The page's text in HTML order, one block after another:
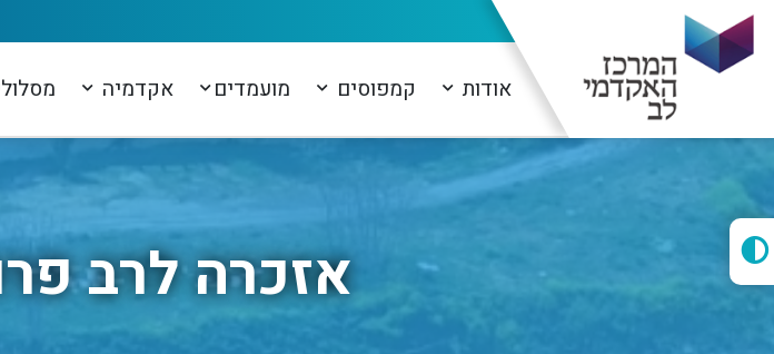
אודות קמפוסים מועמדים אקדמיה
אזכרה לרב